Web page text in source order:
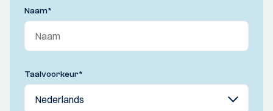
Naam*
Taalvoorkeur*